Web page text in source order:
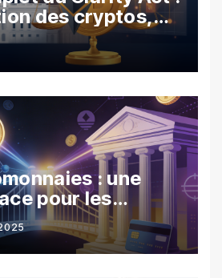
des cryptos,
et impacts sur
: une
pour les